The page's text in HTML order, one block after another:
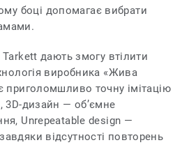
боці допомагає вибрати
Tarkett дають змогу втілити
виробника «Жива
приголомшливо точну імітацію
3D-дизайн — об’ємне
Unrepeatable design —
відсутності повторень